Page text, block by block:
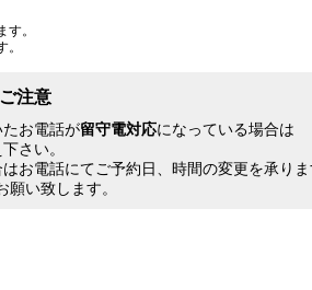
。
注意
お電話が留守電対応になっている場合は
さい。
お電話にてご予約日、時間の変更を承りま
い致します。